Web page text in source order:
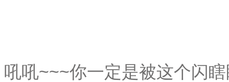
吼吼~~~你一定是被这个闪